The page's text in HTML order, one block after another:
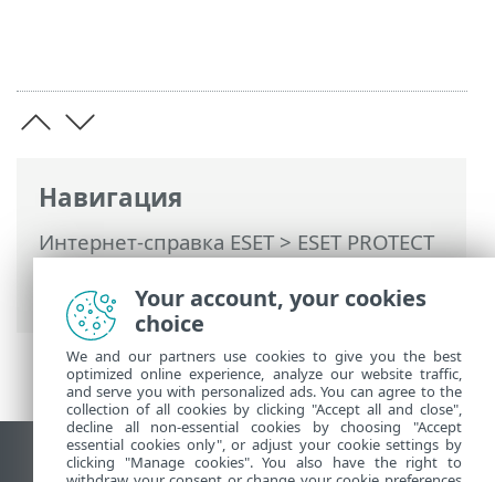
Навигация
Интернет-справка ESET>ESET PROTECT
PROTECT
> О справке
Использовать сайт для ПК
Your account, your cookies
choice
We and our partners use cookies to give you the best
optimized online experience, analyze our website traffic,
and serve you with personalized ads. You can agree to the
collection of all cookies by clicking "Accept all and close",
decline all non-essential cookies by choosing "Accept
essential cookies only", or adjust your cookie settings by
clicking "Manage cookies". You also have the right to